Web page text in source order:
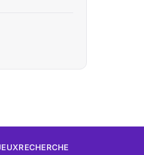
RECHERCHE